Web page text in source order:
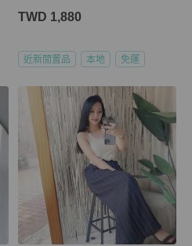
TWD 1,880
近新閒置品 本地 免運